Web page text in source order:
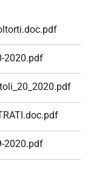
2020.pdf
2020.pdf